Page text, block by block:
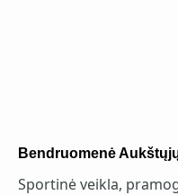
Bendruomenė
Sportinė veikla,